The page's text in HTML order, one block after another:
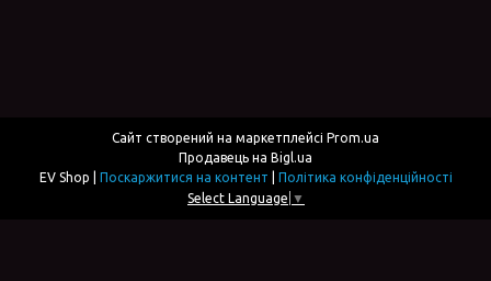
Сайт створений на маркетплейсі Prom.ua
Продавець на Bigl.ua
Поскаржитися на контент
Політика конфіденційності
Select Language ▼